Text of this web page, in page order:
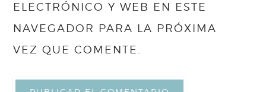
ELECTRÓNICO Y WEB EN ESTE
NAVEGADOR PARA LA PRÓXIMA
VEZ QUE COMENTE.